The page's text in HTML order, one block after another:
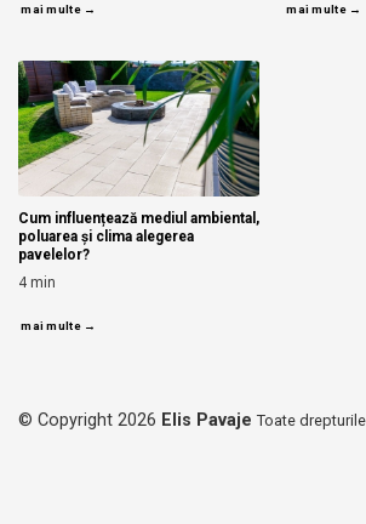
mai multe → mai multe →
Cum influențează mediul ambiental,
poluarea și clima alegerea
pavelelor?
4min
mai multe →
© Copyright 2026 Elis Pavaje Toate